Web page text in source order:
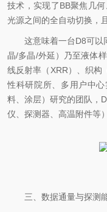
技术，实现了BB聚焦几
光源之间的全自动切换，
这意味着一台D8可以
晶/多晶/外延）乃至液体
线反射率（XRR）、织构
性科研院所、多用户中
料、涂层）研究的团队，
仪、探测器、高温附件等
三、数据通量与探测